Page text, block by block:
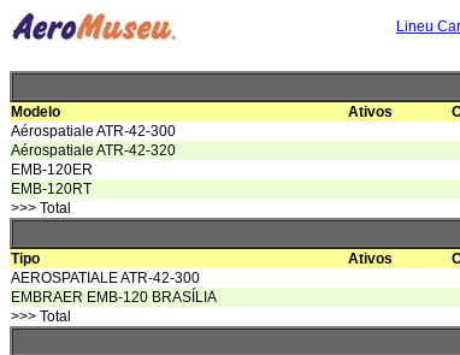
Lineu
Modelo Ativos
Aérospatiale ATR-42-300
Aérospatiale ATR-42-320
EMB-120ER
EMB-120RT
>>> Total
Tipo Ativos
AEROSPATIALE ATR-42-300
EMBRAER EMB-120 BRASÍLIA
>>> Total